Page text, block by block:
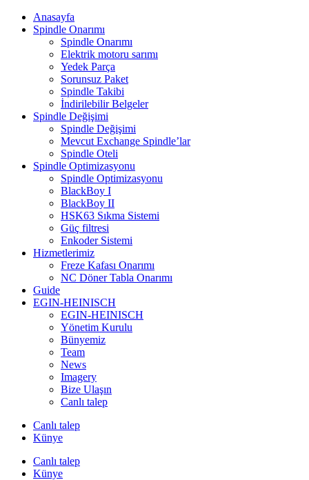
Anasayfa
Spindle Onarımı
Spindle Onarımı
Elektrik motoru sarımı
Yedek Parça
Sorunsuz Paket
Spindle Takibi
İndirilebilir Belgeler
Spindle Değişimi
Spindle Değişimi
Mevcut Exchange Spindle’lar
Spindle Oteli
Spindle Optimizasyonu
Spindle Optimizasyonu
BlackBoy I
BlackBoy II
HSK63 Sıkma Sistemi
Güç filtresi
Enkoder Sistemi
Hizmetlerimiz
Freze Kafası Onarımı
NC Döner Tabla Onarımı
Guide
EGIN-HEINISCH
EGIN-HEINISCH
Yönetim Kurulu
Bünyemiz
Team
News
Imagery
Bize Ulaşın
Canlı talep
Canlı talep
Künye
Canlı talep
Künye